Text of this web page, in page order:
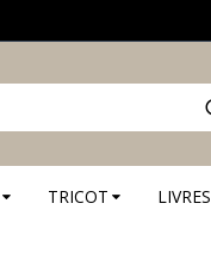
TRICOT LIVRES